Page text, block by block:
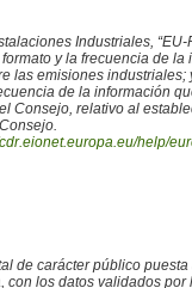
Industriales,
y la frecuencia de
las emisiones
de la información
Consejo, relativo al
help/
de carácter público
con los datos validados